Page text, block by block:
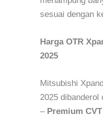
sesuai dengan
Harga OTR
2025
Mitsubishi
2025 dibanderol
– Premium